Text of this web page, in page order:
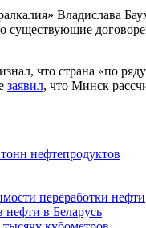
Владислава
существующие
что страна «по
заявил, что Минск
нефтепродуктов
переработки нефти
в Беларусь